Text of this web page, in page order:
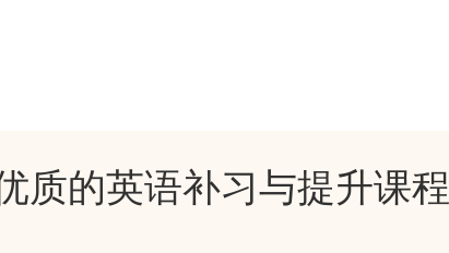
质的英语补习与提升课程